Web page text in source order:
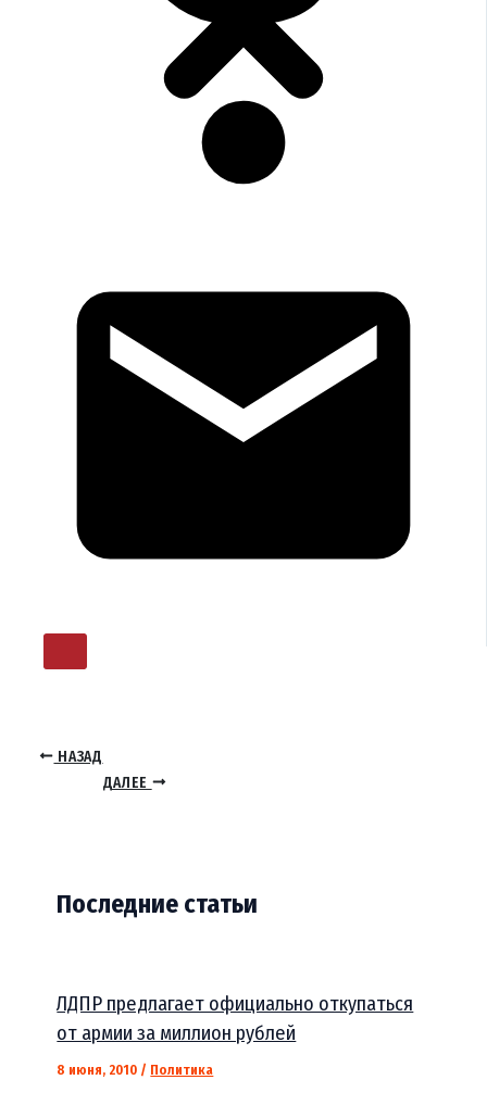
НАЗАД
ДАЛЕЕ
Последние статьи
ЛДПР предлагает официально откупаться
от армии за миллион рублей
8 июня, 2010 / Политика